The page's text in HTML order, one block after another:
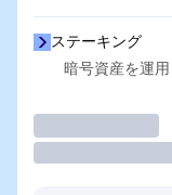
ステーキング
暗号資産を運